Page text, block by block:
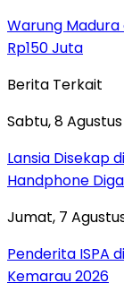
Warung
Rp150 Juta
Berita Terkait
Sabtu, 8 Agustus
Lansia Disekap
Handphone
Jumat, 7
Penderita ISPA
Kemarau 2026